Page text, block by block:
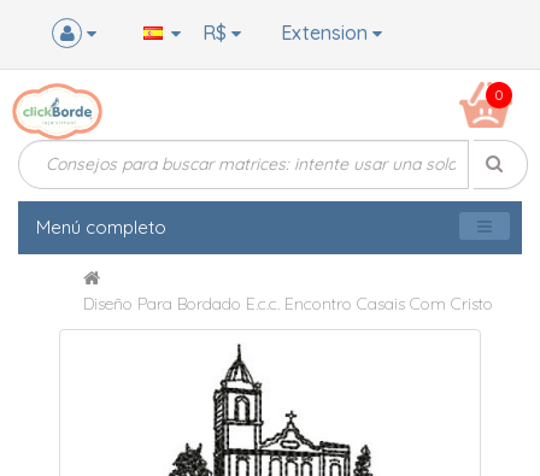
Extension
R$
0
Menú completo
Diseño Para Bordado E.c.c. Encontro Casais Com Cristo